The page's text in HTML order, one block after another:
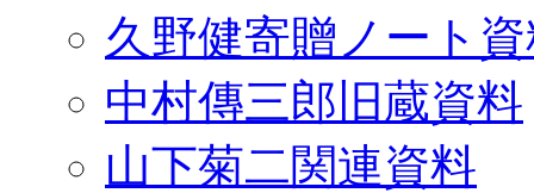
久野健寄贈ノート
中村傳三郎旧蔵資料
山下菊二関連資料